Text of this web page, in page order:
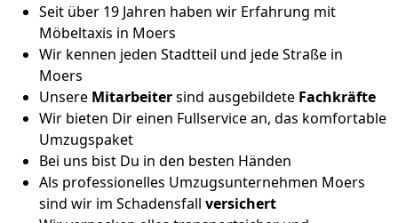
Seit über 19 Jahren haben wir Erfahrung mit
Möbeltaxis in Moers
Wir kennen jeden Stadtteil und jede Straße in
Moers
Unsere Mitarbeitersind ausgebildete Fachkräfte
Wir bieten Dir einen Fullservice an, das komfortable
Umzugspaket
Bei uns bist Du in den besten Händen
Als professionelles Umzugsunternehmen Moers
sind wir im Schadensfall versichert